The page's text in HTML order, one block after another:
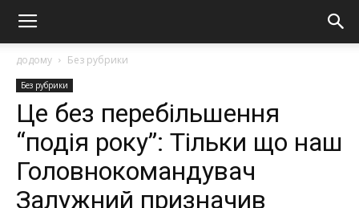
додому Без рубрики
Без рубрики
Це без перебільшення
“подія року”: Тільки що наш
Головнокомандувач
Залужний призначив